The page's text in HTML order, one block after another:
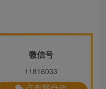
微信号
11816033